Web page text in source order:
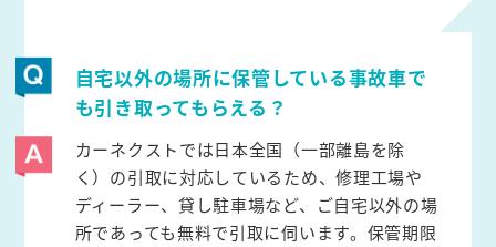
自宅以外の場所に保管している事故車で
も引き取ってもらえる？
カーネクストでは日本全国（一部離島を除
く）の引取に対応しているため、修理工場や
ディーラー、貸し駐車場など、ご自宅以外の場
所であっても無料で引取に伺います。保管期限